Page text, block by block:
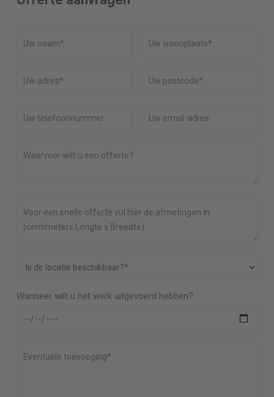
Wanneer wilt u het werk uitgevoerd hebben?